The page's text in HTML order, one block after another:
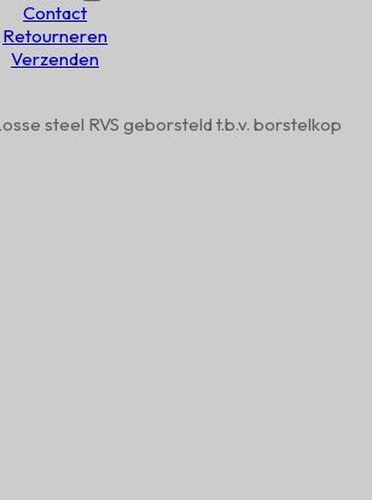
Contact
Retourneren
Verzenden
steel RVS geborsteld t.b.v. borstelkop